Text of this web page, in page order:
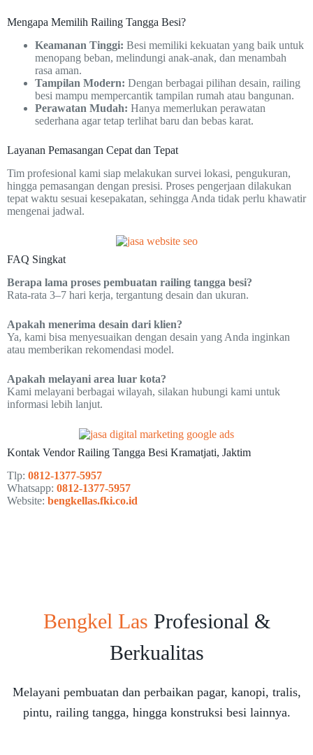
Mengapa Memilih Railing Tangga Besi?
Keamanan Tinggi: Besi memiliki kekuatan yang baik untuk
menopang beban, melindungi anak-anak, dan menambah
rasa aman.
Tampilan Modern: Dengan berbagai pilihan desain, railing
besi mampu mempercantik tampilan rumah atau bangunan.
Perawatan Mudah: Hanya memerlukan perawatan
sederhana agar tetap terlihat baru dan bebas karat.
Layanan Pemasangan Cepat dan Tepat
Tim profesional kami siap melakukan survei lokasi, pengukuran,
hingga pemasangan dengan presisi. Proses pengerjaan dilakukan
tepat waktu sesuai kesepakatan, sehingga Anda tidak perlu khawatir
mengenai jadwal.
FAQ Singkat
Berapa lama proses pembuatan railing tangga besi?
Rata-rata 3–7 hari kerja, tergantung desain dan ukuran.
Apakah menerima desain dari klien?
Ya, kami bisa menyesuaikan dengan desain yang Anda inginkan
atau memberikan rekomendasi model.
Apakah melayani area luar kota?
Kami melayani berbagai wilayah, silakan hubungi kami untuk
informasi lebih lanjut.
Kontak Vendor Railing Tangga Besi Kramatjati, Jaktim
Tlp: 0812-1377-5957
Whatsapp: 0812-1377-5957
Website: bengkellas.fki.co.id
Bengkel Las Profesional &
Berkualitas
Melayani pembuatan dan perbaikan pagar, kanopi, tralis,
pintu, railing tangga, hingga konstruksi besi lainnya.